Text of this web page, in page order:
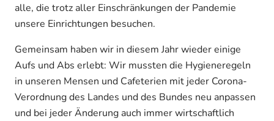
alle, die trotz aller Einschränkungen der Pandemie
unsere Einrichtungen besuchen.
Gemeinsam haben wir in diesem Jahr wieder einige
Aufs und Abs erlebt: Wir mussten die Hygieneregeln
in unseren Mensen und Cafeterien mit jeder Corona-
Verordnung des Landes und des Bundes neu anpassen
und bei jeder Änderung auch immer wirtschaftlich